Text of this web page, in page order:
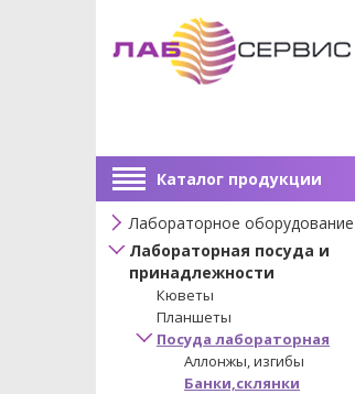
Каталог продукции
Лабораторное оборудование
Лабораторная посуда и
принадлежности
Кюветы
Планшеты
Посуда лабораторная
Аллонжы, изгибы
Банки,склянки